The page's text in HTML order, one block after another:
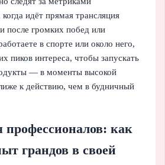
идёт прямая трансляция
после громких побед или
в спорте или около него,
пиков интереса, чтобы запускать
— в моменты высокой
к действию, чем в будничный
как
грандов в своей